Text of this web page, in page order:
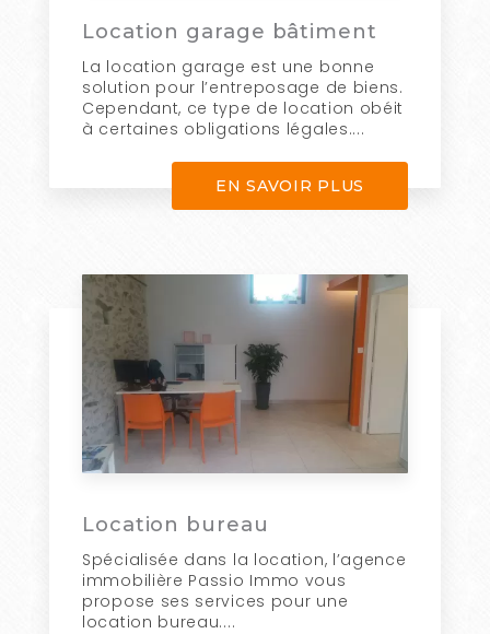
Location garage bâtiment
La location garage est une bonne
solution pour l’entreposage de biens.
Cependant, ce type de location obéit
à certaines obligations légales....
EN SAVOIR PLUS
Location bureau
Spécialisée dans la location, l’agence
immobilière Passio Immo vous
propose ses services pour une
location bureau....